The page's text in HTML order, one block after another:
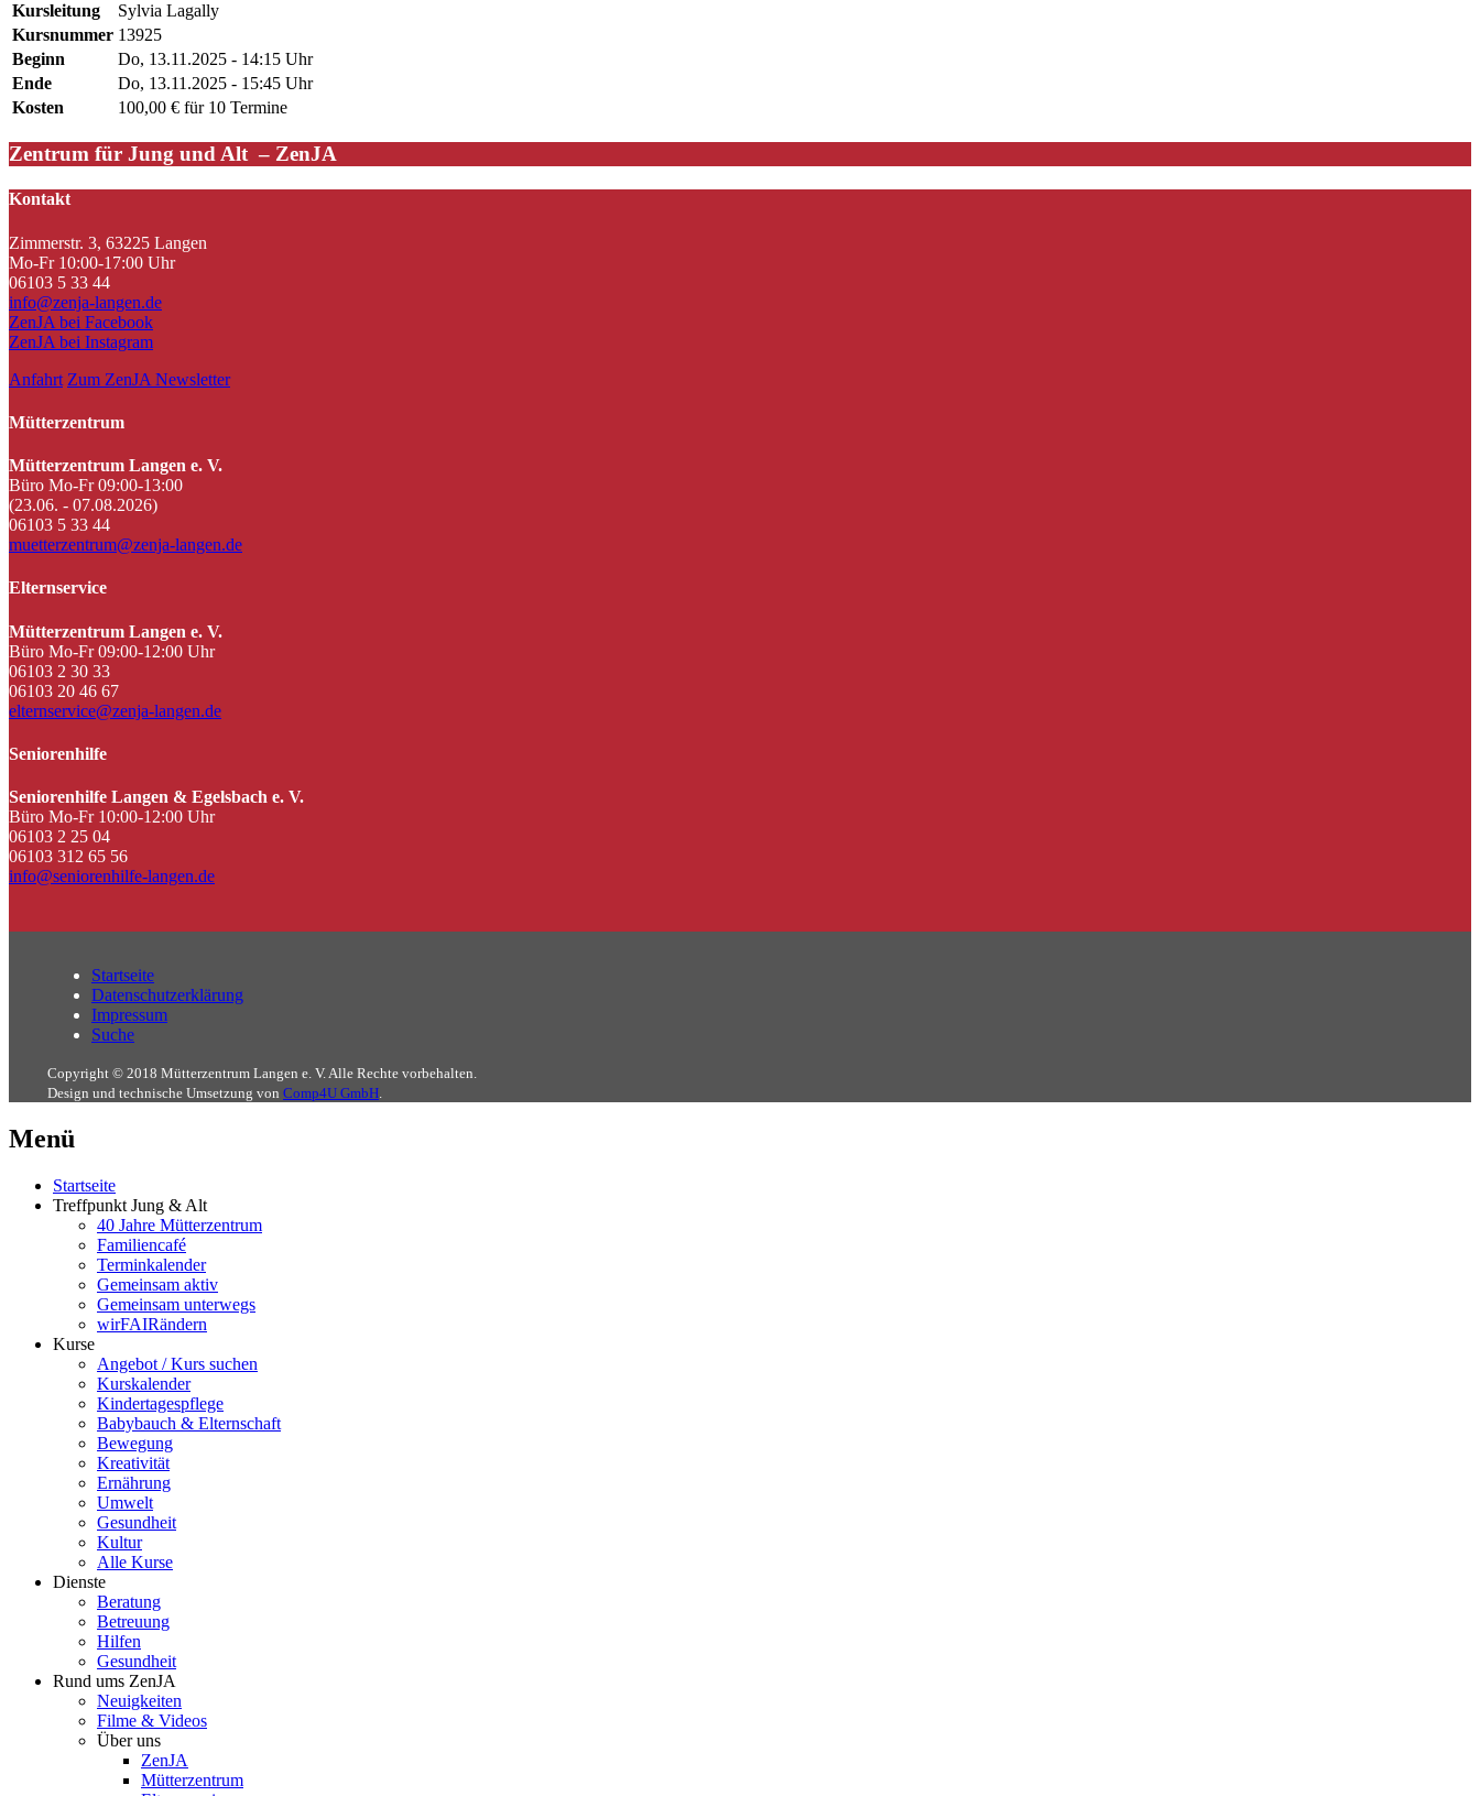
Kursleitung
Sylvia Lagally
Kursnummer 13925
Beginn
Do, 13.11.2025 - 14:15 Uhr
Ende
Do, 13.11.2025 - 15:45 Uhr
Kosten
100,00 € für 10 Termine
Zentrum für Jung und Alt – ZenJA
Kontakt
Zimmerstr. 3, 63225 Langen
Mo-Fr 10:00-17:00 Uhr
06103 5 33 44
info@zenja-langen.de
ZenJA bei Facebook
ZenJA bei Instagram
Anfahrt Zum ZenJA Newsletter
Mütterzentrum
Mütterzentrum Langen e. V.
Büro Mo-Fr 09:00-13:00
(23.06. - 07.08.2026)
06103 5 33 44
muetterzentrum@zenja-langen.de
Elternservice
Mütterzentrum Langen e. V.
Büro Mo-Fr 09:00-12:00 Uhr
06103 2 30 33
06103 20 46 67
elternservice@zenja-langen.de
Seniorenhilfe
Seniorenhilfe Langen & Egelsbach e. V.
Büro Mo-Fr 10:00-12:00 Uhr
06103 2 25 04
06103 312 65 56
info@seniorenhilfe-langen.de
Startseite
Datenschutzerklärung
Impressum
Suche
Copyright © 2018 Mütterzentrum Langen e. V. Alle Rechte vorbehalten.
Design und technische Umsetzung von Comp4U GmbH.
Menü
Startseite
Treffpunkt Jung & Alt
40 Jahre Mütterzentrum
Familiencafé
Terminkalender
Gemeinsam aktiv
Gemeinsam unterwegs
wirFAIRändern
Kurse
Angebot / Kurs suchen
Kurskalender
Kindertagespflege
Babybauch & Elternschaft
Bewegung
Kreativität
Ernährung
Umwelt
Gesundheit
Kultur
Alle Kurse
Dienste
Beratung
Betreuung
Hilfen
Gesundheit
Rund ums ZenJA
Neuigkeiten
Filme & Videos
Über uns
ZenJA
Mütterzentrum